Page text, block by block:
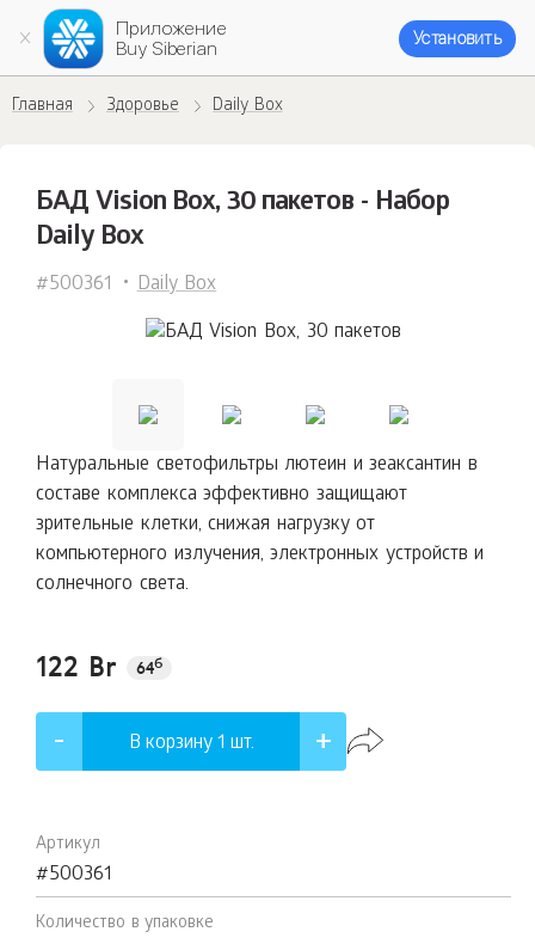
Приложение
Buy Siberian
Установить
Главная Здоровье Daily Box
БАД Vision Box, 30 пакетов - Набор
Daily Box
#500361 Daily Box
Натуральные светофильтры лютеин и зеаксантин в
составе комплекса эффективно защищают
зрительные клетки, снижая нагрузку от
компьютерного излучения, электронных устройств и
солнечного света.
122 Br 64б
В корзину 1 шт.
Артикул
#500361
Количество в упаковке